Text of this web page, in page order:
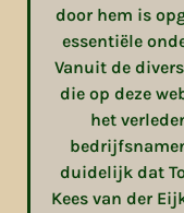
door hem is
essentiële
Vanuit de
die op deze
het
duidelijk dat
Kees van der